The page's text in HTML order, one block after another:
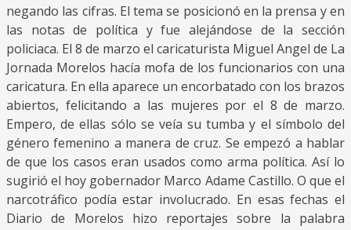
negando las cifras. El tema se posicionó en la prensa y en
las notas de política y fue alejándose de la sección
policiaca. El 8 de marzo el caricaturista Miguel Angel de La
Jornada Morelos hacía mofa de los funcionarios con una
caricatura. En ella aparece un encorbatado con los brazos
abiertos, felicitando a las mujeres por el 8 de marzo.
Empero, de ellas sólo se veía su tumba y el símbolo del
género femenino a manera de cruz. Se empezó a hablar
de que los casos eran usados como arma política. Así lo
sugirió el hoy gobernador Marco Adame Castillo. O que el
narcotráfico podía estar involucrado. En esas fechas el
Diario de Morelos hizo reportajes sobre la palabra